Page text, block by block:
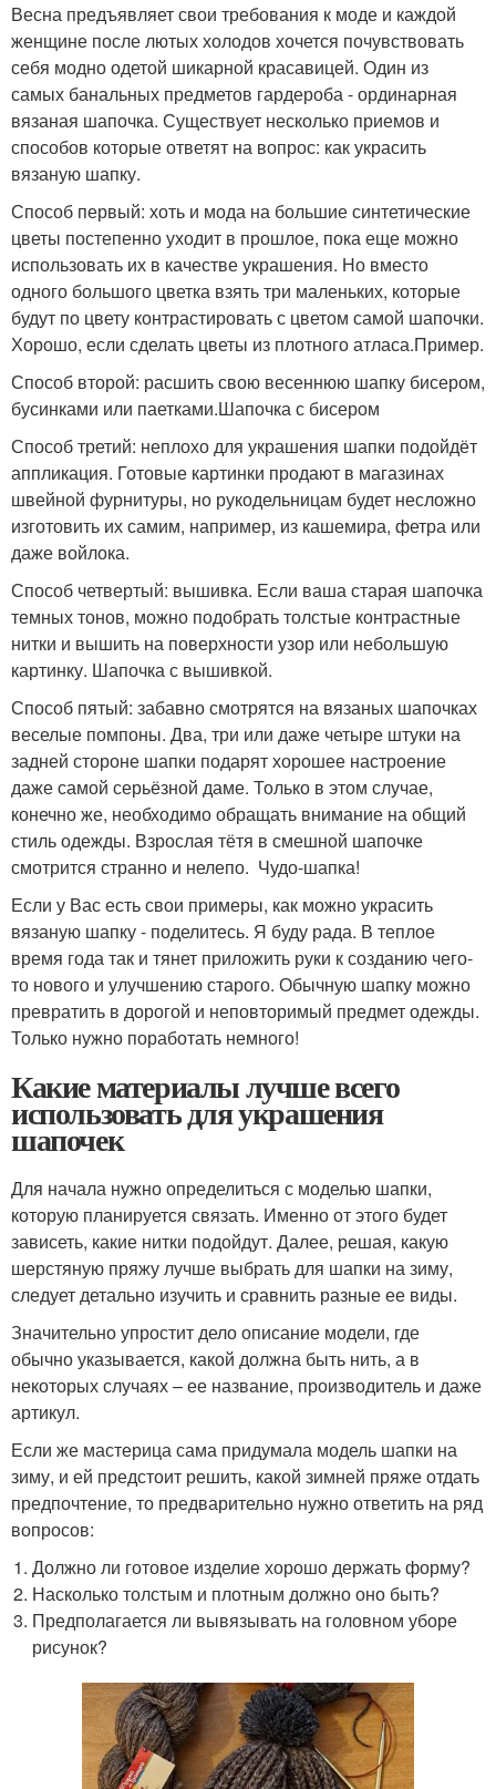
Весна предъявляет свои требования к моде и каждой
женщине после лютых холодов хочется почувствовать
себя модно одетой шикарной красавицей. Один из
самых банальных предметов гардероба - ординарная
вязаная шапочка. Существует несколько приемов и
способов которые ответят на вопрос: как украсить
вязаную шапку.
Способ первый: хоть и мода на большие синтетические
цветы постепенно уходит в прошлое, пока еще можно
использовать их в качестве украшения. Но вместо
одного большого цветка взять три маленьких, которые
будут по цвету контрастировать с цветом самой шапочки.
Хорошо, если сделать цветы из плотного атласа.Пример.
Способ второй: расшить свою весеннюю шапку бисером,
бусинками или паетками.Шапочка с бисером
Способ третий: неплохо для украшения шапки подойдёт
аппликация. Готовые картинки продают в магазинах
швейной фурнитуры, но рукодельницам будет несложно
изготовить их самим, например, из кашемира, фетра или
даже войлока.
Способ четвертый: вышивка. Если ваша старая шапочка
темных тонов, можно подобрать толстые контрастные
нитки и вышить на поверхности узор или небольшую
картинку. Шапочка с вышивкой.
Способ пятый: забавно смотрятся на вязаных шапочках
веселые помпоны. Два, три или даже четыре штуки на
задней стороне шапки подарят хорошее настроение
даже самой серьёзной даме. Только в этом случае,
конечно же, необходимо обращать внимание на общий
стиль одежды. Взрослая тётя в смешной шапочке
смотрится странно и нелепо. Чудо-шапка!
Если у Вас есть свои примеры, как можно украсить
вязаную шапку - поделитесь. Я буду рада. В теплое
время года так и тянет приложить руки к созданию чего-
то нового и улучшению старого. Обычную шапку можно
превратить в дорогой и неповторимый предмет одежды.
Только нужно поработать немного!
Какие материалы лучше всего
использовать для украшения
шапочек
Для начала нужно определиться с моделью шапки,
которую планируется связать. Именно от этого будет
зависеть, какие нитки подойдут. Далее, решая, какую
шерстяную пряжу лучше выбрать для шапки на зиму,
следует детально изучить и сравнить разные ее виды.
Значительно упростит дело описание модели, где
обычно указывается, какой должна быть нить, а в
некоторых случаях – ее название, производитель и даже
артикул.
Если же мастерица сама придумала модель шапки на
зиму, и ей предстоит решить, какой зимней пряже отдать
предпочтение, то предварительно нужно ответить на ряд
вопросов:
Должно ли готовое изделие хорошо держать форму?
Насколько толстым и плотным должно оно быть?
Предполагается ли вывязывать на головном уборе
рисунок?